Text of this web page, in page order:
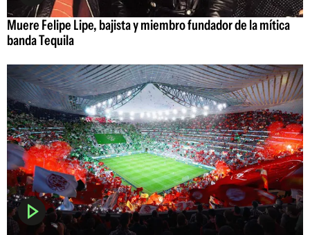
Muere Felipe Lipe, bajista y miembro fundador de la mítica
banda Tequila